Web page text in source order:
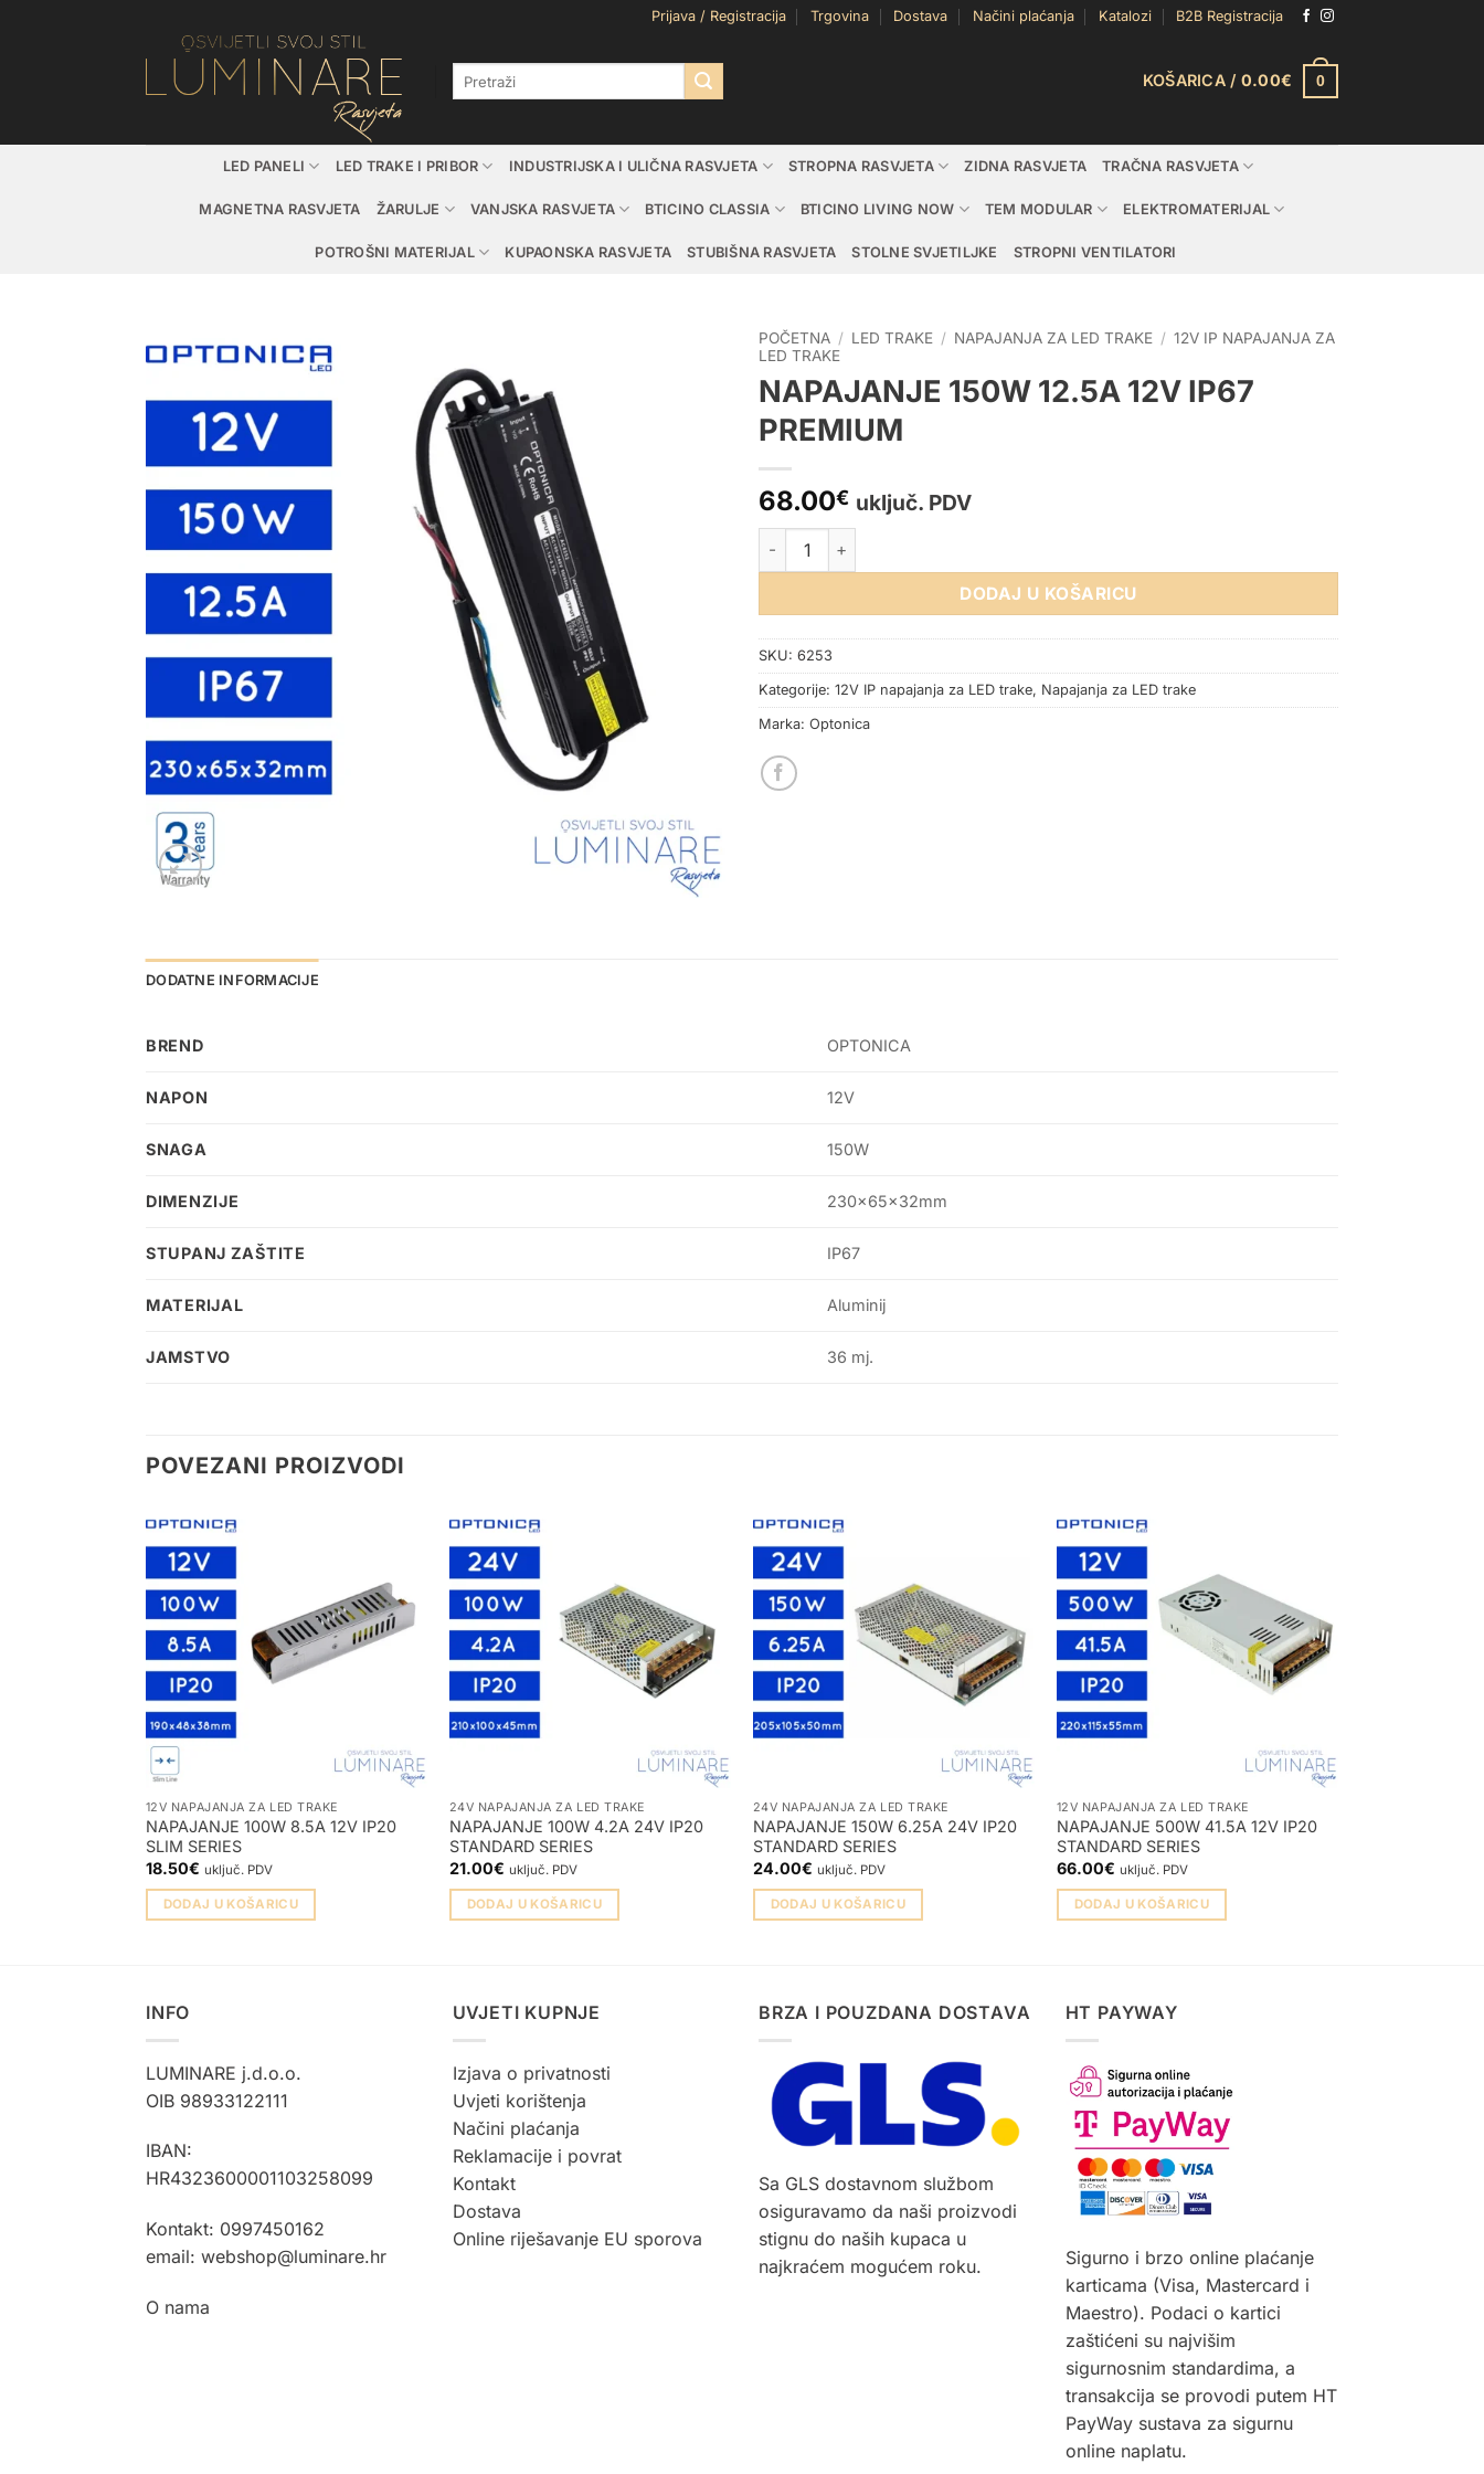
Prijava / Registracija Trgovina Dostava Načini plaćanja Katalozi B2B Registracija
KOŠARICA / 0.00€ 0
LED PANELI LED TRAKE I PRIBOR INDUSTRIJSKA I ULIČNA RASVJETA STROPNA RASVJETA ZIDNA RASVJETA TRAČNA RASVJETA
MAGNETNA RASVJETA ŽARULJE VANJSKA RASVJETA BTICINO CLASSIA BTICINO LIVING NOW TEM MODULAR ELEKTROMATERIJAL
POTROŠNI MATERIJAL KUPAONSKA RASVJETA STUBIŠNA RASVJETA STOLNE SVJETILJKE STROPNI VENTILATORI
POČETNA / LED TRAKE / NAPAJANJA ZA LED TRAKE / 12V IP NAPAJANJA ZA
LED TRAKE
NAPAJANJE 150W 12.5A 12V IP67
PREMIUM
68.00€ uključ. PDV
NAPAJANJE 150W 12.5A 12V IP67 PREMIUM količina
DODAJ U KOŠARICU
SKU: 6253
Kategorije: 12V IP napajanja za LED trake, Napajanja za LED trake
Marka: Optonica
DODATNE INFORMACIJE
BREND OPTONICA
NAPON 12V
SNAGA 150W
DIMENZIJE 230x65x32mm
STUPANJ ZAŠTITE IP67
MATERIJAL Aluminij
JAMSTVO 36 mj.
POVEZANI PROIZVODI
12V NAPAJANJA ZA LED TRAKE
NAPAJANJE 100W 8.5A 12V IP20
SLIM SERIES
18.50€ uključ. PDV
DODAJ U KOŠARICU
24V NAPAJANJA ZA LED TRAKE
NAPAJANJE 100W 4.2A 24V IP20
STANDARD SERIES
21.00€ uključ. PDV
DODAJ U KOŠARICU
24V NAPAJANJA ZA LED TRAKE
NAPAJANJE 150W 6.25A 24V IP20
STANDARD SERIES
24.00€ uključ. PDV
DODAJ U KOŠARICU
12V NAPAJANJA ZA LED TRAKE
NAPAJANJE 500W 41.5A 12V IP20
STANDARD SERIES
66.00€ uključ. PDV
DODAJ U KOŠARICU
INFO
LUMINARE j.d.o.o.
OIB 98933122111
IBAN:
HR4323600001103258099
Kontakt: 0997450162
email: webshop@luminare.hr
O nama
UVJETI KUPNJE
Izjava o privatnosti
Uvjeti korištenja
Načini plaćanja
Reklamacije i povrat
Kontakt
Dostava
Online riješavanje EU sporova
BRZA I POUZDANA DOSTAVA
Sa GLS dostavnom službom
osiguravamo da naši proizvodi
stignu do naših kupaca u
najkraćem mogućem roku.
HT PAYWAY
Sigurno i brzo online plaćanje
karticama (Visa, Mastercard i
Maestro). Podaci o kartici
zaštićeni su najvišim
sigurnosnim standardima, a
transakcija se provodi putem HT
PayWay sustava za sigurnu
online naplatu.